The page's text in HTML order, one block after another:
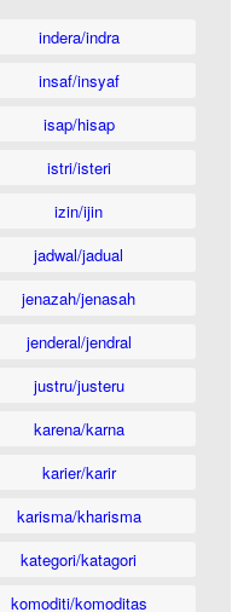
indera/indra
insaf/insyaf
isap/hisap
istri/isteri
izin/ijin
jadwal/jadual
jenazah/jenasah
jenderal/jendral
justru/justeru
karena/karna
karier/karir
karisma/kharisma
kategori/katagori
komoditi/komoditas